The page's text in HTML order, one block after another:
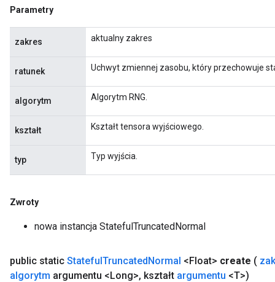
Parametry
zakres aktualny zakres
ratunek Uchwyt zmiennej zasobu, który przechowuje
algorytm Algorytm RNG.
kształt Kształt tensora wyjściowego.
typ Typ wyjścia.
Zwroty
nowa instancja StatefulTruncatedNormal
public static StatefulTruncatedNormal <Float> create (
algorytm argumentu <Long>, kształt argumentu <T>)